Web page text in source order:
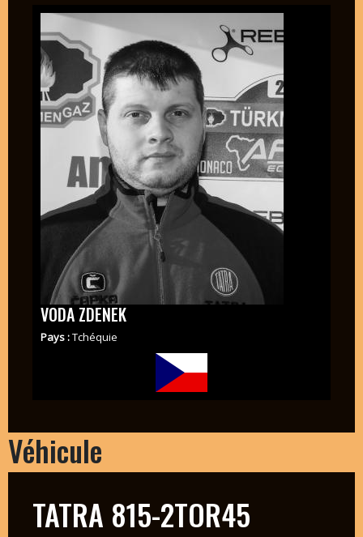
VODA ZDENEK
Pays :Tchéquie
Véhicule
TATRA 815-2TOR45